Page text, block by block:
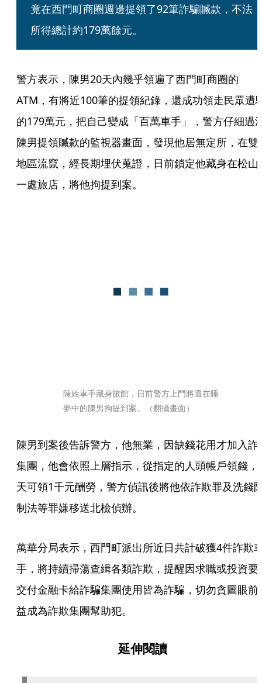
竟在西門町商圈週邊提領了92筆詐騙贓款，不法
所得總計約179萬餘元。
警方表示，陳男20天內幾乎領遍了西門町商圈的
ATM，有將近100筆的提領紀錄，還成功領走民眾遭
的179萬元，把自己變成「百萬車手」，警方仔細過
陳男提領贓款的監視器畫面，發現他居無定所，在雙
地區流竄，經長期埋伏蒐證，日前鎖定他藏身在松山
一處旅店，將他拘提到案。
陳姓車手藏身旅館，日前警方上門將還在睡
夢中的陳男拘提到案。（翻攝畫面）
陳男到案後告訴警方，他無業，因缺錢花用才加入詐
集團，他會依照上層指示，從指定的人頭帳戶領錢，
天可領1千元酬勞，警方偵訊後將他依詐欺罪及洗錢
制法等罪嫌移送北檢偵辦。
萬華分局表示，西門町派出所近日共計破獲4件詐欺
手，將持續掃蕩查緝各類詐欺，提醒因求職或投資要
交付金融卡給詐騙集團使用皆為詐騙，切勿貪圖眼前
益成為詐欺集團幫助犯。
延伸閱讀